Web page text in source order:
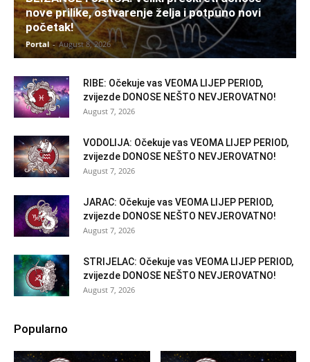
nove prilike, ostvarenje želja i potpuno novi
početak!
Portal - August 8, 2026
RIBE: Očekuje vas VEOMA LIJEP PERIOD,
zvijezde DONOSE NEŠTO NEVJEROVATNO!
August 7, 2026
VODOLIJA: Očekuje vas VEOMA LIJEP PERIOD,
zvijezde DONOSE NEŠTO NEVJEROVATNO!
August 7, 2026
JARAC: Očekuje vas VEOMA LIJEP PERIOD,
zvijezde DONOSE NEŠTO NEVJEROVATNO!
August 7, 2026
STRIJELAC: Očekuje vas VEOMA LIJEP PERIOD,
zvijezde DONOSE NEŠTO NEVJEROVATNO!
August 7, 2026
Popularno